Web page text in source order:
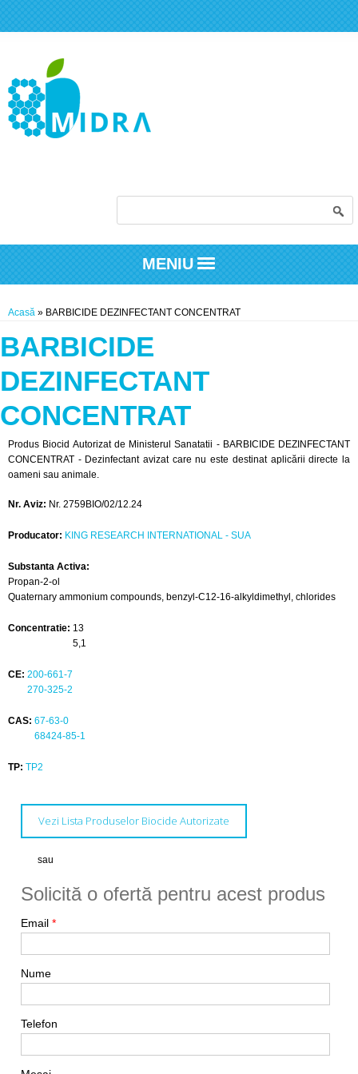
MENIU
Eşti aici
Acasă » BARBICIDE DEZINFECTANT CONCENTRAT
BARBICIDE
DEZINFECTANT
CONCENTRAT
Produs Biocid Autorizat de Ministerul Sanatatii - BARBICIDE DEZINFECTANT
CONCENTRAT - Dezinfectant avizat care nu este destinat aplicării directe la
oameni sau animale.
Nr. Aviz: Nr. 2759BIO/02/12.24
Producator: KING RESEARCH INTERNATIONAL - SUA
Substanta Activa:
Propan-2-ol
Quaternary ammonium compounds, benzyl-C12-16-alkyldimethyl, chlorides
Concentratie: 13
5,1
CE: 200-661-7
270-325-2
CAS: 67-63-0
68424-85-1
TP: TP2
Vezi Lista Produselor Biocide Autorizate
sau
Solicită o ofertă pentru acest produs
Email *
Nume
Telefon